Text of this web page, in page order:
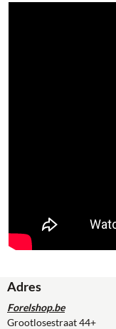
Adres
Forelshop.be
Grootlosestraat 44+